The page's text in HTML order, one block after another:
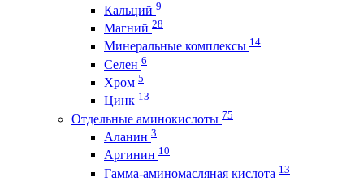
Кальций 9
Магний 28
Минеральные комплексы 14
Селен 6
Хром 5
Цинк 13
Отдельные аминокислоты 75
Аланин 3
Аргинин 10
Гамма-аминомасляная кислота 13